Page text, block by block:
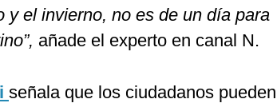
y el invierno, no es de un día para
añade el experto en canal N.
señala que los ciudadanos pueden